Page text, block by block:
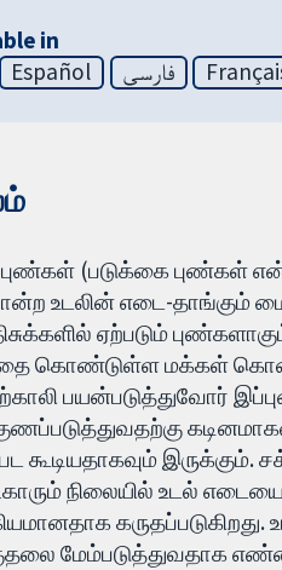
in
Español فارسی
(படுக்கை புண்கள்
உடலின் எடை-தாங்கும்
ஏற்படும்
கொண்டுள்ள மக்கள்
பயன்படுத்துவோர்
கூடியதாகவும்
நிலையில் உடல்
கருதப்படுகிறது.
மேம்படுத்துவதாக